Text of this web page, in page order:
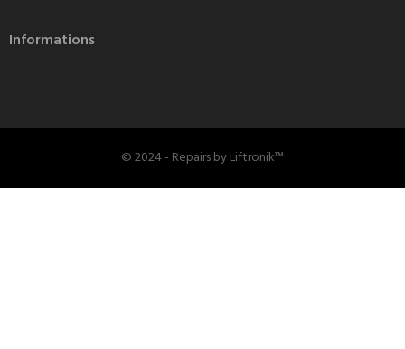
Informations
© 2024 - Repairs by Liftronik™